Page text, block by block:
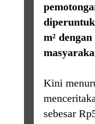
m²
Kini
sebesar